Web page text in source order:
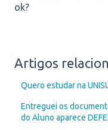
ok?
Artigos
Quero estudar na
Entreguei os
do Aluno aparece